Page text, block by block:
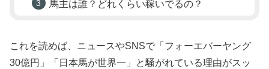
馬主は誰？どれくらい稼いでるの？
これを読めば、ニュースやSNSで「フォーエバーヤング
30億円」「日本馬が世界一」と騒がれている理由がスッ